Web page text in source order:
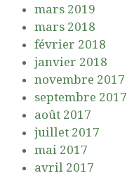
mars 2019
mars 2018
février 2018
janvier 2018
novembre 2017
septembre 2017
août 2017
juillet 2017
mai 2017
avril 2017